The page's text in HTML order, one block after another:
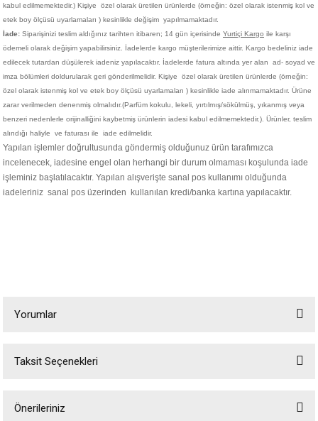
kabul edilmemektedir.) Kişiye
özel olarak üretilen ürünlerde (örneğin: özel olarak istenmiş kol ve
etek boy ölçüsü uyarlamaları ) kesinlikle değişim yapılmamaktadır.
İade: Siparişinizi teslim aldığınız tarihten itibaren; 14 gün içerisinde Yurtiçi Kargo ile karşı
ödemeli olarak değişim yapabilirsiniz. İadelerde kargo müşterilerimize aittir. Kargo bedeliniz iade
edilecek tutardan düşülerek iadeniz yapılacaktır. İadelerde fatura altında yer alan ad- soyad ve
imza bölümleri doldurularak geri gönderilmelidir. Kişiye
özel olarak üretilen ürünlerde (örneğin:
özel olarak istenmiş kol ve etek boy ölçüsü uyarlamaları ) kesinlikle iade alınmamaktadır. Ürüne
zarar verilmeden denenmiş olmalıdır.(Parfüm kokulu, lekeli, yırtılmış/sökülmüş, yıkanmış veya
benzeri nedenlerle orijinalliğini kaybetmiş ürünlerin iadesi kabul edilmemektedir.). Ürünler, teslim
alındığı haliyle ve faturası ile iade edilmelidir.
Yapılan işlemler doğrultusunda göndermiş olduğunuz ürün tarafımızca
incelenecek, iadesine engel olan herhangi bir durum olmaması koşulunda iade
işleminiz başlatılacaktır. Yapılan alışverişte sanal pos kullanımı olduğunda
iadeleriniz sanal pos üzerinden kullanılan kredi/banka kartına yapılacaktır.
Yorumlar
Taksit Seçenekleri
Önerileriniz